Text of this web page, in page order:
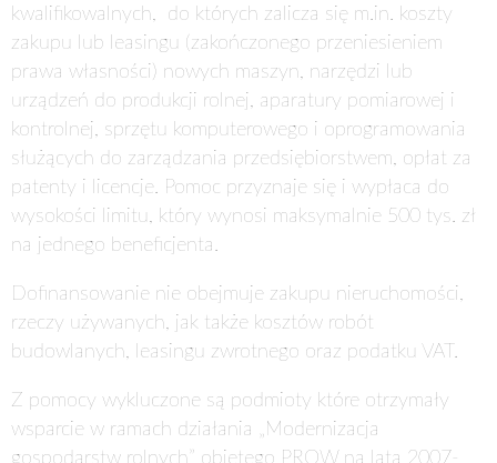
kwalifikowalnych, do których zalicza się m.in. koszty
zakupu lub leasingu (zakończonego przeniesieniem
prawa własności) nowych maszyn, narzędzi lub
urządzeń do produkcji rolnej, aparatury pomiarowej i
kontrolnej, sprzętu komputerowego i oprogramowania
służących do zarządzania przedsiębiorstwem, opłat za
patenty i licencje. Pomoc przyznaje się i wypłaca do
wysokości limitu, który wynosi maksymalnie 500 tys. zł
na jednego beneficjenta.
Dofinansowanie nie obejmuje zakupu nieruchomości,
rzeczy używanych, jak także kosztów robót
budowlanych, leasingu zwrotnego oraz podatku VAT.
Z pomocy wykluczone są podmioty które otrzymały
wsparcie w ramach działania „Modernizacja
gospodarstw rolnych” objętego PROW na lata 2007-